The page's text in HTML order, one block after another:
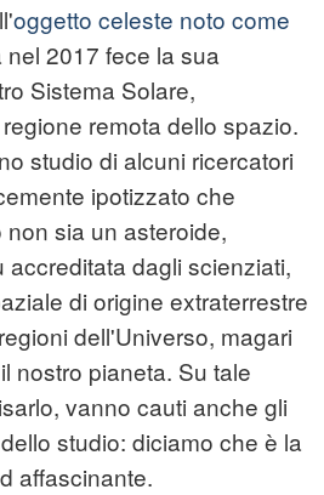
oggetto celeste noto come
nel 2017 fece la sua
Sistema Solare,
remota dello spazio.
studio di alcuni ricercatori
ipotizzato che
sia un asteroide,
dagli scienziati,
di origine extraterrestre
dell'Universo, magari
nostro pianeta. Su tale
vanno cauti anche gli
studio: diciamo che è la
affascinante.